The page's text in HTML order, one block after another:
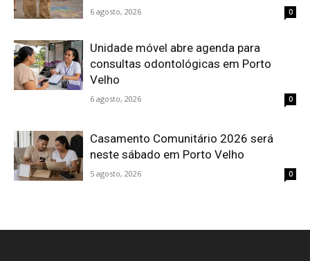
6 agosto, 2026 0
Unidade móvel abre agenda para
consultas odontológicas em Porto
Velho
6 agosto, 2026 0
Casamento Comunitário 2026 será
neste sábado em Porto Velho
5 agosto, 2026 0